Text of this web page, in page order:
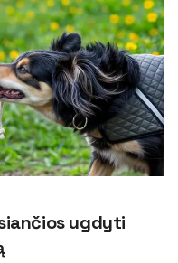
ugdyti